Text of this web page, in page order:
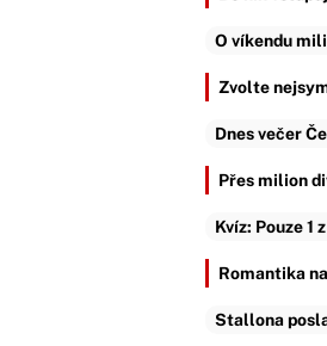
O víkendu
Zvolte
Dnes večer
Přes milion
Kvíz: Pouze
Romantika
Stallona